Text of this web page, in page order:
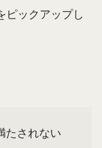
ピックアップし
たされない